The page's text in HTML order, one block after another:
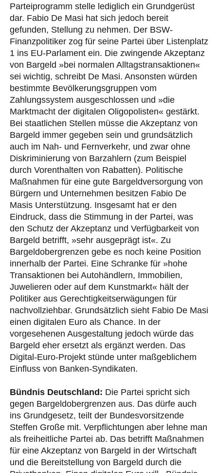
Parteiprogramm stelle lediglich ein Grundgerüst
dar. Fabio De Masi hat sich jedoch bereit
gefunden, Stellung zu nehmen. Der BSW-
Finanzpolitiker zog für seine Partei über Listenplatz
1 ins EU-Parlament ein. Die zwingende Akzeptanz
von Bargeld »bei normalen Alltagstransaktionen«
sei wichtig, schreibt De Masi. Ansonsten würden
bestimmte Bevölkerungsgruppen vom
Zahlungssystem ausgeschlossen und »die
Marktmacht der digitalen Oligopolisten« gestärkt.
Bei staatlichen Stellen müsse die Akzeptanz von
Bargeld immer gegeben sein und grundsätzlich
auch im Nah- und Fernverkehr, und zwar ohne
Diskriminierung von Barzahlern (zum Beispiel
durch Vorenthalten von Rabatten). Politische
Maßnahmen für eine gute Bargeldversorgung von
Bürgern und Unternehmen besitzen Fabio De
Masis Unterstützung. Insgesamt hat er den
Eindruck, dass die Stimmung in der Partei, was
den Schutz der Akzeptanz und Verfügbarkeit von
Bargeld betrifft, »sehr ausgeprägt ist«. Zu
Bargeldobergrenzen gebe es noch keine Position
innerhalb der Partei. Eine Schranke für »hohe
Transaktionen bei Autohändlern, Immobilien,
Juwelieren oder auf dem Kunstmarkt« hält der
Politiker aus Gerechtigkeitserwägungen für
nachvollziehbar. Grundsätzlich sieht Fabio De Masi
einen digitalen Euro als Chance. In der
vorgesehenen Ausgestaltung jedoch würde das
Bargeld eher ersetzt als ergänzt werden. Das
Digital-Euro-Projekt stünde unter maßgeblichem
Einfluss von Banken-Syndikaten.
Bündnis Deutschland: Die Partei spricht sich
gegen Bargeldobergrenzen aus. Das dürfe auch
ins Grundgesetz, teilt der Bundesvorsitzende
Steffen Große mit. Verpflichtungen aber lehne man
als freiheitliche Partei ab. Das betrifft Maßnahmen
für eine Akzeptanz von Bargeld in der Wirtschaft
und die Bereitstellung von Bargeld durch die